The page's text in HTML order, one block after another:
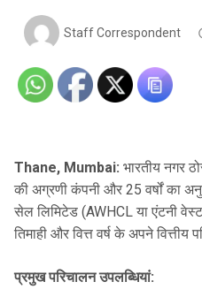
Staff Correspondent
Thane, Mumbai: भारतीय नगर
की अग्रणी कंपनी और 25 वर्षों का
सेल लिमिटेड (AWHCL या एंटनी
तिमाही और वित्त वर्ष के अपने वित्तीय
प्रमुख परिचालन उपलब्धियां: